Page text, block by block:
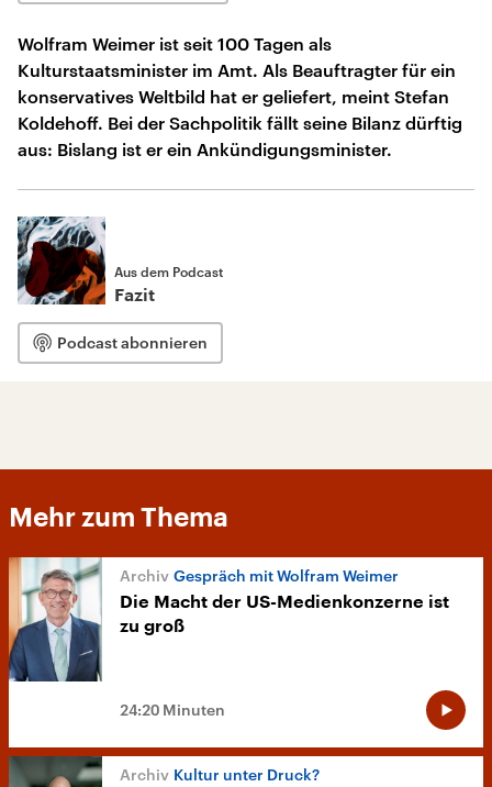
Wolfram Weimer ist seit 100 Tagen als
Kulturstaatsminister im Amt. Als Beauftragter für ein
konservatives Weltbild hat er geliefert, meint Stefan
Koldehoff. Bei der Sachpolitik fällt seine Bilanz dürftig
aus: Bislang ist er ein Ankündigungsminister.
Aus dem Podcast
Fazit
Podcast abonnieren
Mehr zum Thema
Gespräch mit Wolfram Weimer
Die Macht der US-Medienkonzerne ist
zu groß
24:20 Minuten
Kultur unter Druck?